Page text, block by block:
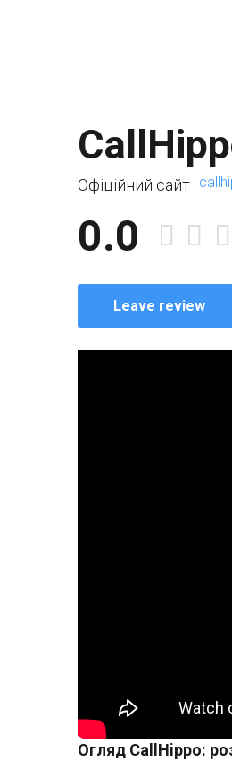
Офіційний сайт
0.0
Leave review
Огляд CallHippo: